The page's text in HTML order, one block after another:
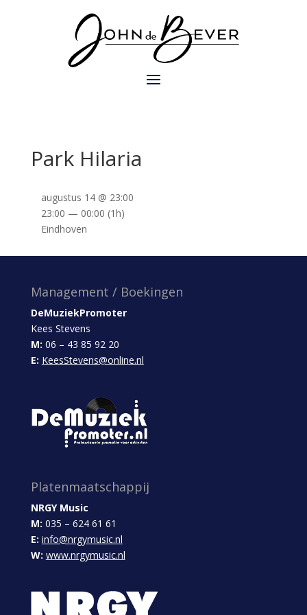
Park Hilaria
augustus 14 @ 23:00
23:00 — 00:00 (1h)
Eindhoven
Management / Boekingen
DeMuziekPromoter
Kees Stevens
M: 06 – 43 85 92 20
E: KeesStevens@online.nl
Platenmaatschappij
NRGY Music
M: 035 – 624 61 61
E: info@nrgymusic.nl
W: www.nrgymusic.nl